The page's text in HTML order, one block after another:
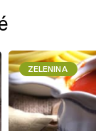
ZELENINA